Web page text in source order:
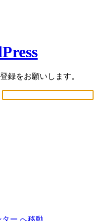
録をお願いします。